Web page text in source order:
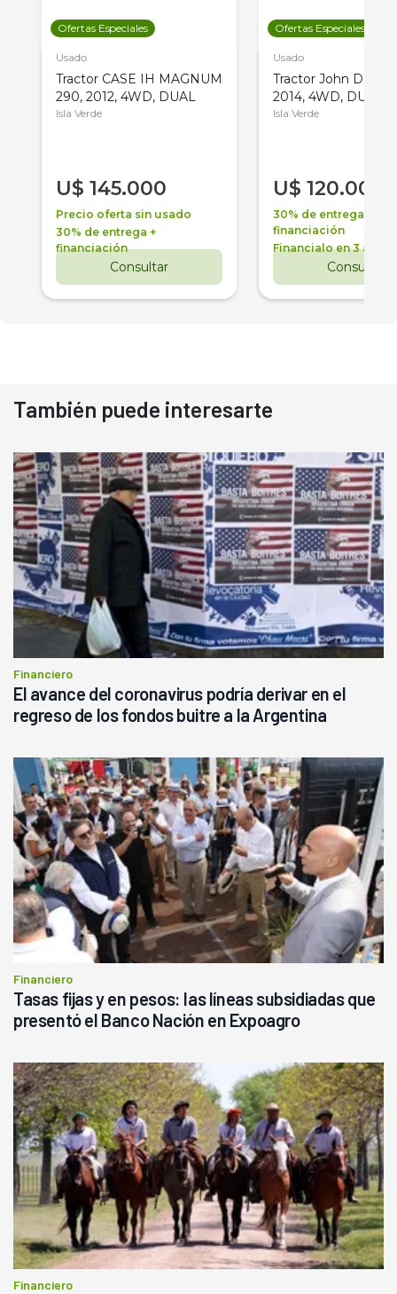
Ofertas Especiales
Usado
Tractor CASE IH MAGNUM
290, 2012, 4WD, DUAL
Isla Verde
U$ 145.000
Precio oferta sin usado
30% de entrega +
financiación
Consultar
Ofertas Especiales
Usado
Tractor John Deere
2014, 4WD, DUAL
Isla Verde
U$ 120.000
30% de entrega +
financiación
Financialo en 3 años
Consultar
También puede interesarte
Financiero
El avance del coronavirus podría derivar en el
regreso de los fondos buitre a la Argentina
Financiero
Tasas fijas y en pesos: las líneas subsidiadas que
presentó el Banco Nación en Expoagro
Financiero